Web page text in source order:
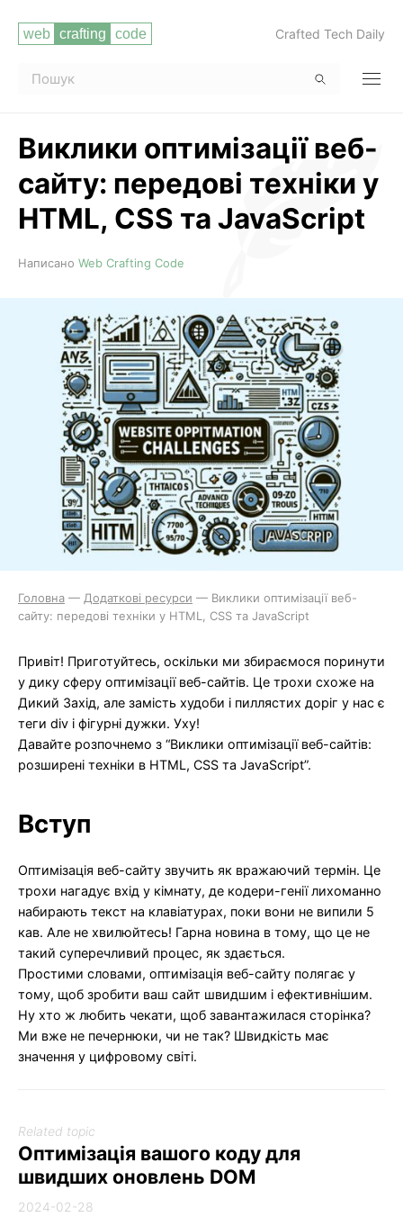
Crafted Tech Daily
Виклики оптимізації веб-
сайту: передові техніки у
HTML, CSS та JavaScript
Читати повністю
Написано Web Crafting Code
Головна — Додаткові ресурси — Виклики оптимізації веб-
сайту: передові техніки у HTML, CSS та JavaScript
Привіт! Приготуйтесь, оскільки ми збираємося поринути
у дику сферу оптимізації веб-сайтів. Це трохи схоже на
Дикий Захід, але замість худоби і пиллястих доріг у нас є
теги div і фігурні дужки. Уху!
Давайте розпочнемо з “Виклики оптимізації веб-сайтів:
розширені техніки в HTML, CSS та JavaScript”.
Вступ
Оптимізація веб-сайту звучить як вражаючий термін. Це
трохи нагадує вхід у кімнату, де кодери-генії лихоманно
набирають текст на клавіатурах, поки вони не випили 5
кав. Але не хвилюйтесь! Гарна новина в тому, що це не
такий суперечливий процес, як здається.
Простими словами, оптимізація веб-сайту полягає у
тому, щоб зробити ваш сайт швидшим і ефективнішим.
Ну хто ж любить чекати, щоб завантажилася сторінка?
Ми вже не печернюки, чи не так? Швидкість має
значення у цифровому світі.
Related topic
Оптимізація вашого коду для
швидших оновлень DOM
2024-02-28